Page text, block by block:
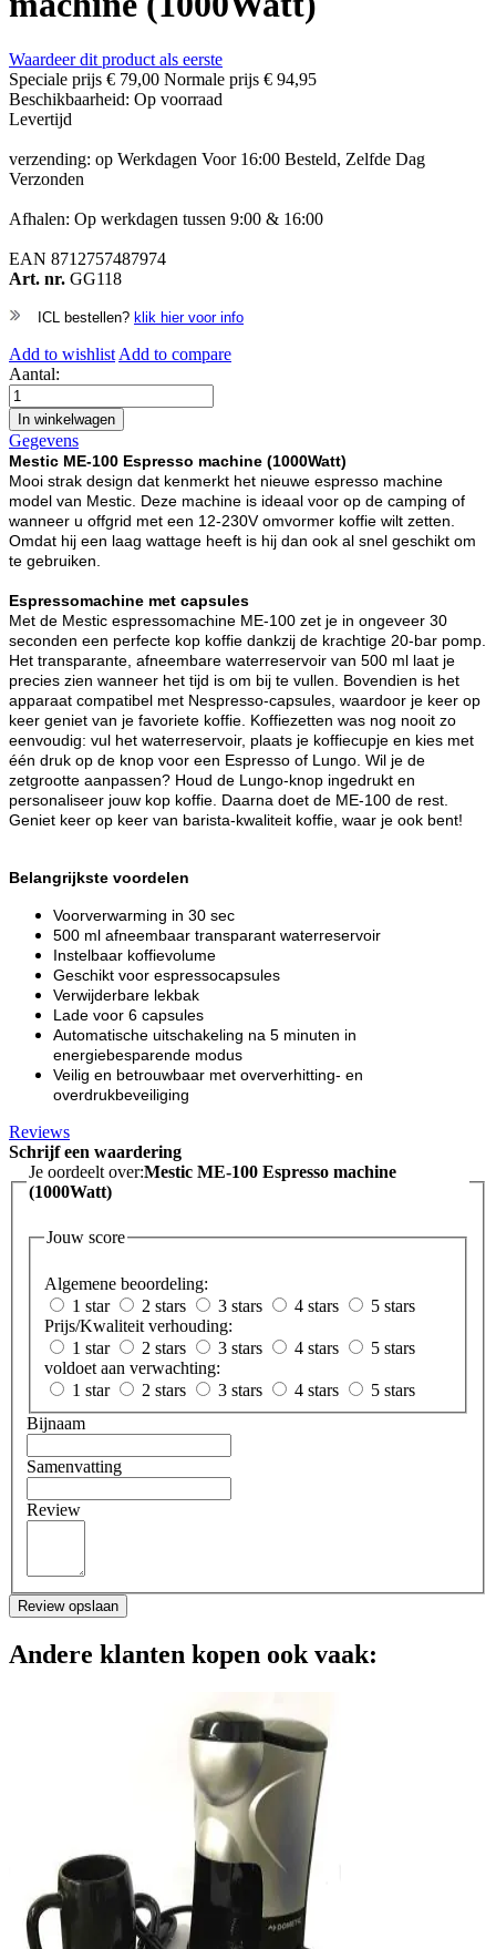
Waardeer dit product als eerste
Speciale prijs € 79,00 Normale prijs € 94,95
Beschikbaarheid: Op voorraad
Levertijd
verzending: op Werkdagen Voor 16:00 Besteld, Zelfde Dag
Verzonden
Afhalen: Op werkdagen tussen 9:00 & 16:00
EAN 8712757487974
Art. nr. GG118
ICL bestellen? klik hier voor info
Add to wishlist Add to compare
Aantal:
In winkelwagen
Gegevens
Mestic ME-100 Espresso machine (1000Watt)
Mooi strak design dat kenmerkt het nieuwe espresso machine
model van Mestic. Deze machine is ideaal voor op de camping of
wanneer u offgrid met een 12-230V omvormer koffie wilt zetten.
Omdat hij een laag wattage heeft is hij dan ook al snel geschikt om
te gebruiken.
Espressomachine met capsules
Met de Mestic espressomachine ME-100 zet je in ongeveer 30
seconden een perfecte kop koffie dankzij de krachtige 20-bar pomp.
Het transparante, afneembare waterreservoir van 500 ml laat je
precies zien wanneer het tijd is om bij te vullen. Bovendien is het
apparaat compatibel met Nespresso-capsules, waardoor je keer op
keer geniet van je favoriete koffie. Koffiezetten was nog nooit zo
eenvoudig: vul het waterreservoir, plaats je koffiecupje en kies met
één druk op de knop voor een Espresso of Lungo. Wil je de
zetgrootte aanpassen? Houd de Lungo-knop ingedrukt en
personaliseer jouw kop koffie. Daarna doet de ME-100 de rest.
Geniet keer op keer van barista-kwaliteit koffie, waar je ook bent!
Belangrijkste voordelen
Voorverwarming in 30 sec
500 ml afneembaar transparant waterreservoir
Instelbaar koffievolume
Geschikt voor espressocapsules
Verwijderbare lekbak
Lade voor 6 capsules
Automatische uitschakeling na 5 minuten in
energiebesparende modus
Veilig en betrouwbaar met oververhitting- en
overdrukbeveiliging
Reviews
Schrijf een waardering
Je oordeelt over:Mestic ME-100 Espresso machine
(1000Watt)
Jouw score
Algemene beoordeling:
1 star
2 stars 3 stars 4 stars
5 stars
Prijs/Kwaliteit verhouding:
1 star
2 stars 3 stars 4 stars
5 stars
voldoet aan verwachting:
1 star
2 stars 3 stars 4 stars
5 stars
Bijnaam
Samenvatting
Review
Review opslaan
Andere klanten kopen ook vaak: